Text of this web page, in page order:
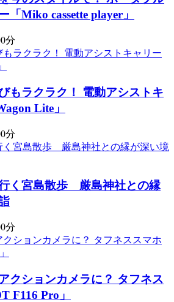
「Miko cassette player」
分
もラクラク！ 電動アシストキ
Lite」
分
く宮島散歩 厳島神社との縁
分
クションカメラに？ タフネス
F116 Pro」